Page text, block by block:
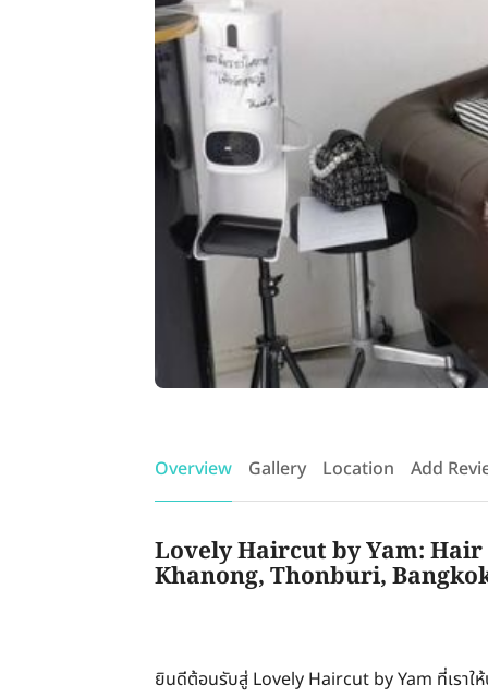
Overview Gallery Location Add
Lovely Haircut by Yam: Hair
Khanong, Thonburi,
ยินดีต้อนรับสู่ Lovely Haircut by Yam ที่เราใ